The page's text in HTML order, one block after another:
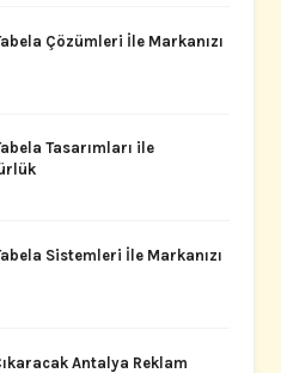
Çözümleri İle Markanızı
Tasarımları ile
Sistemleri İle Markanızı
Antalya Reklam